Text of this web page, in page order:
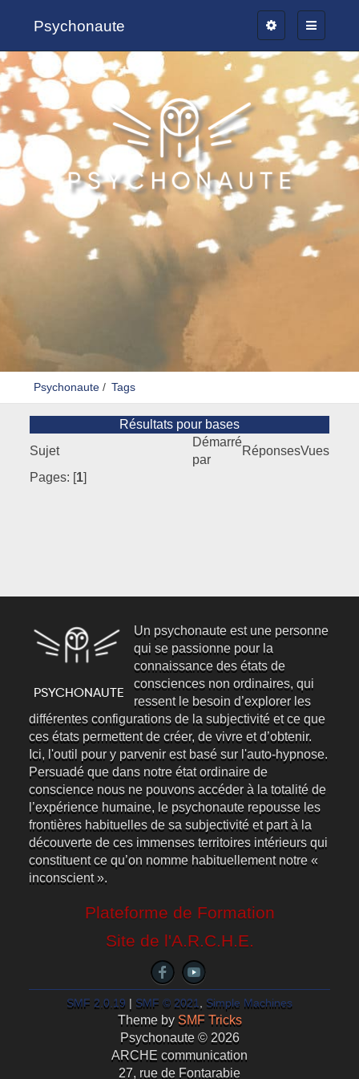
Psychonaute
Psychonaute/ Tags
Résultats pour bases
Sujet
Démarré
par
RéponsesVues
Pages: [1]
Un psychonaute est une personne
qui se passionne pour la
connaissance des états de
consciences non ordinaires, qui
ressent le besoin d’explorer les
différentes configurations de la subjectivité et ce que
ces états permettent de créer, de vivre et d’obtenir.
Ici, l'outil pour y parvenir est basé sur l'auto-hypnose.
Persuadé que dans notre état ordinaire de
conscience nous ne pouvons accéder à la totalité de
l’expérience humaine, le psychonaute repousse les
frontières habituelles de sa subjectivité et part à la
découverte de ces immenses territoires intérieurs qui
constituent ce qu’on nomme habituellement notre «
inconscient ».
Plateforme de Formation
Site de l'A.R.C.H.E.
SMF 2.0.19 SMF © 2021, Simple Machines
Theme by SMF Tricks
Psychonaute © 2026
ARCHE communication
27, rue de Fontarabie